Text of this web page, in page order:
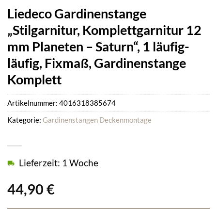
Liedeco Gardinenstange
„Stilgarnitur, Komplettgarnitur 12
mm Planeten – Saturn“, 1 läufig-
läufig, Fixmaß, Gardinenstange
Komplett
44,90 €
Lieferzeit: 1 Woche
Artikelnummer: 4016318385674
Kategorie: Gardinenstangen Deckenmontage